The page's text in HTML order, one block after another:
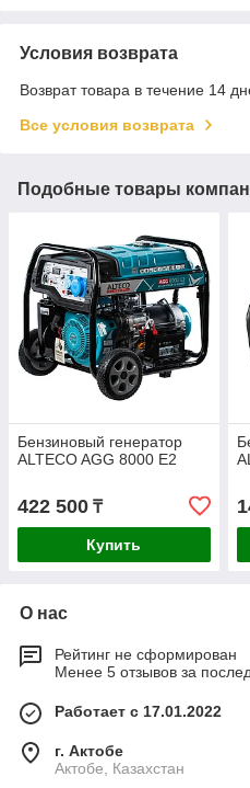
Условия возврата
Возврат товара в течение 14
Все условия возврата
Подобные товары
Бензиновый генератор
ALTECO AGG 8000 E2
422 500 ₸
Купить
О нас
Рейтинг не сформирован
Менее 5 отзывов за
Работает с 17.01.2022
г. Актобе
Актобе, Казахстан